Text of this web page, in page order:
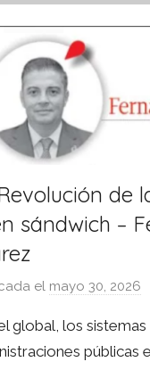
de
sándwich –
el mayo 30, 2026
r
S
global, los
públicas